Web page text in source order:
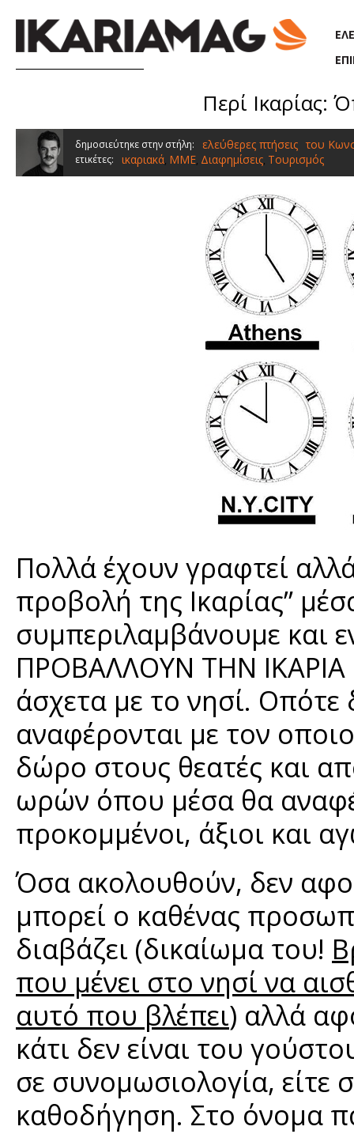
Περί Ικαρίας:
δημοσιεύτηκε στην στήλη: ελεύθερες πτήσεις του
ετικέτες: ικαριακά, ΜΜΕ, Διαφημίσεις, Τουρισμός
Πολλά έχουν γραφτεί
προβολή της Ικαρίας”
συμπεριλαμβάνουμε και
ΠΡΟΒΑΛΛΟΥΝ ΤΗΝ ΙΚΑΡΙΑ
άσχετα με το νησί. Οπότε
αναφέρονται με τον
δώρο στους θεατές και
ωρών όπου μέσα θα
προκομμένοι, άξιοι και
Όσα ακολουθούν, δεν
μπορεί ο καθένας
διαβάζει (δικαίωμα του!
που μένει στο νησί να
αυτό που βλέπει) αλλά
κάτι δεν είναι του
σε συνομωσιολογία, είτε
καθοδήγηση. Στο όνομα